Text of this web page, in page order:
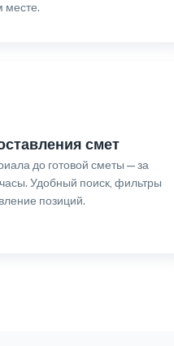
месте.
смет
до готовой сметы — за
Удобный поиск, фильтры
позиций.